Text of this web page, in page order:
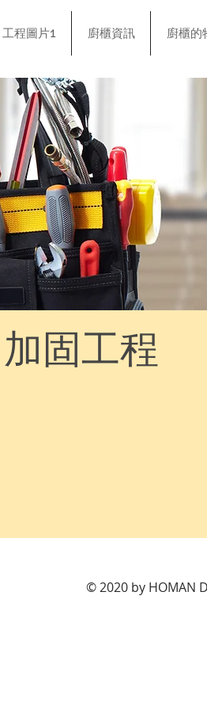
工程圖片1 廚櫃資訊 廚櫃的
加固工程
​© 2020 by HOMAN